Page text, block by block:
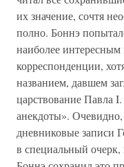
их значение, сочтя
полно. Боннэ
наиболее интересным
корреспонденции,
названием, давшем
царствование Павла
анекдоты».
дневниковые записи
в специальный